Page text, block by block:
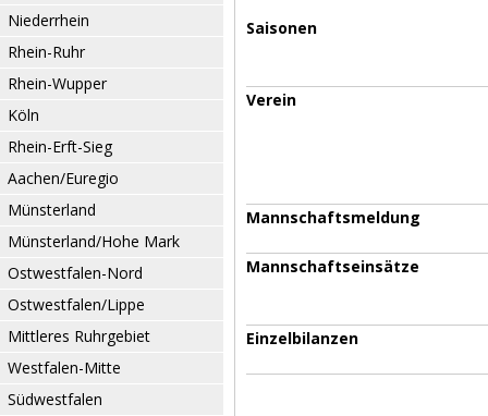
Niederrhein
Rhein-Ruhr
Rhein-Wupper
Köln
Rhein-Erft-Sieg
Aachen/Euregio
Münsterland
Münsterland/Hohe Mark
Ostwestfalen-Nord
Ostwestfalen/Lippe
Mittleres Ruhrgebiet
Westfalen-Mitte
Südwestfalen
Saisonen
Verein
Mannschaftsmeldung
Mannschaftseinsätze
Einzelbilanzen